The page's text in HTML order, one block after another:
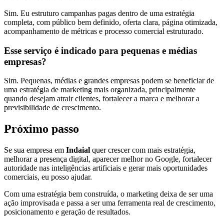
Sim. Eu estruturo campanhas pagas dentro de uma estratégia
completa, com público bem definido, oferta clara, página otimizada,
acompanhamento de métricas e processo comercial estruturado.
Esse serviço é indicado para pequenas e médias
empresas?
Sim. Pequenas, médias e grandes empresas podem se beneficiar de
uma estratégia de marketing mais organizada, principalmente
quando desejam atrair clientes, fortalecer a marca e melhorar a
previsibilidade de crescimento.
Próximo passo
Se sua empresa em Indaial quer crescer com mais estratégia,
melhorar a presença digital, aparecer melhor no Google, fortalecer
autoridade nas inteligências artificiais e gerar mais oportunidades
comerciais, eu posso ajudar.
Com uma estratégia bem construída, o marketing deixa de ser uma
ação improvisada e passa a ser uma ferramenta real de crescimento,
posicionamento e geração de resultados.